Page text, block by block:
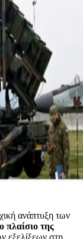
ανάπτυξη των
πλαίσιο της
εξελίξεων στη